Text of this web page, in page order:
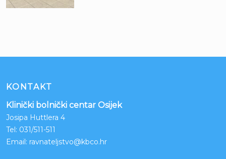
KONTAKT
Klinički bolnički centar Osijek
Josipa Huttlera 4
Tel: 031/511-511
Email: ravnateljstvo@kbco.hr